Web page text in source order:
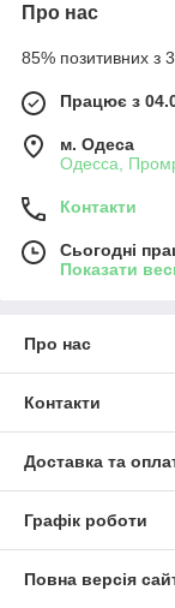
Про нас
85% позитивних з
Працює з
м. Одеса
Одесса,
Контакти
Сьогодні
Показати
Про нас
Контакти
Доставка та
Графік роботи
Повна версія